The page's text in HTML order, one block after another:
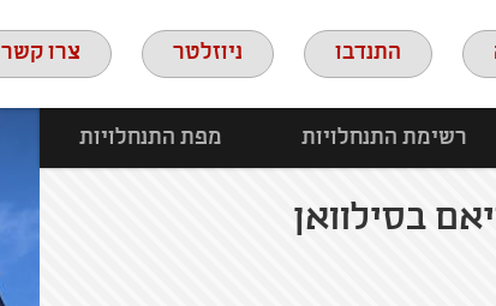
התנדבו ניוזלטר צרו קשר
רשימת התנחלויות מפת התנחלויות
בסילוואן